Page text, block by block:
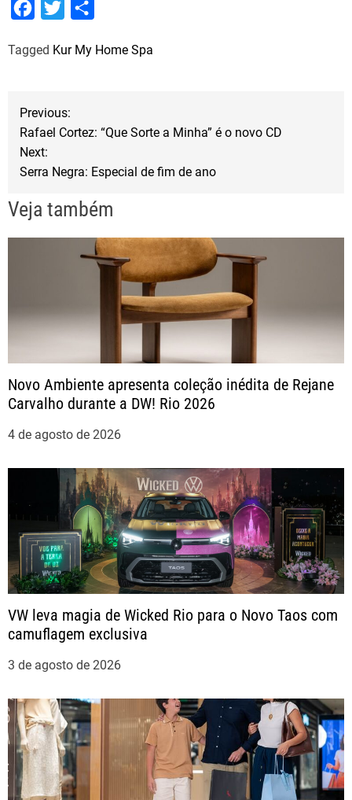
c
o
o
k
i
e
a
Tagged Kur My Home Spa
N
e
ç
ã
o
P
o
s
t
Previous:
Rafael Cortez: “Que Sorte a Minha” é o novo CD
Next:
Serra Negra: Especial de fim de ano
Veja também
Novo Ambiente apresenta coleção inédita de Rejane
Carvalho durante a DW! Rio 2026
4 de agosto de 2026
VW leva magia de Wicked Rio para o Novo Taos com
camuflagem exclusiva
3 de agosto de 2026